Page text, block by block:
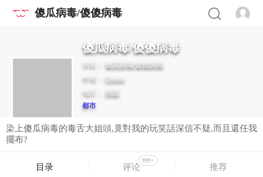
傻瓜病毒/傻傻病毒
傻瓜病毒/傻傻病毒
别名： 傻瓜病毒/傻傻病毒
作者： Oasisu
地区： 韩国
都市
染上傻瓜病毒的毒舌大姐頭,竟對我的玩笑話深信不疑,而且還任我
擺布?
目录 评论
999+
推荐